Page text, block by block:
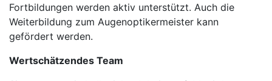
Fortbildungen werden aktiv unterstützt. Auch die
Weiterbildung zum Augenoptikermeister kann
gefördert werden.
Wertschätzendes Team